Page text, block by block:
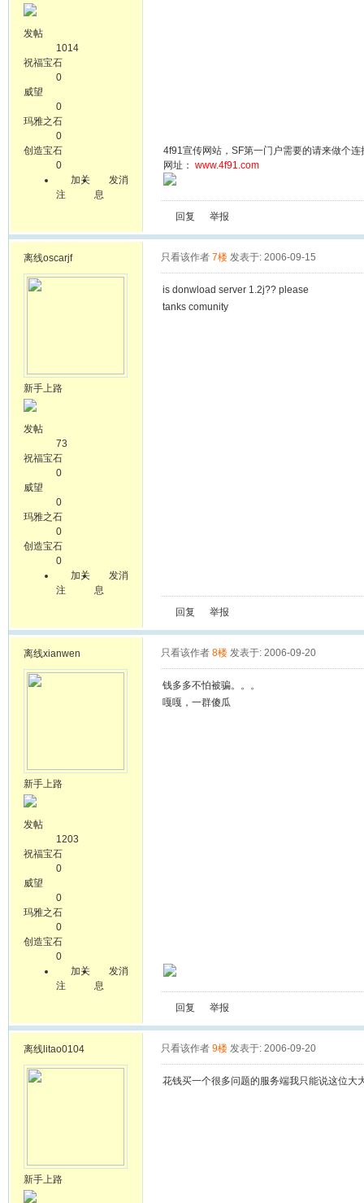
发帖
1014
祝福宝石
0
威望
0
玛雅之石
0
创造宝石
0
加关
注
发消
息
4f91宣传网站，SF第一门户需要的请来做个连
网址： www.4f91.com
回复 举报
离线oscarjf
新手上路
发帖
73
祝福宝石
0
威望
0
玛雅之石
0
创造宝石
0
加关
注
发消
息
只看该作者 7楼 发表于: 2006-09-15
is donwload server 1.2j?? please
tanks comunity
回复 举报
离线xianwen
新手上路
发帖
1203
祝福宝石
0
威望
0
玛雅之石
0
创造宝石
0
加关
注
发消
息
只看该作者 8楼 发表于: 2006-09-20
钱多多不怕被骗。。。
嘎嘎，一群傻瓜
回复 举报
离线 litao0104
新手上路
只看该作者 9楼 发表于: 2006-09-20
花钱买一个很多问题的服务端我只能说这位大